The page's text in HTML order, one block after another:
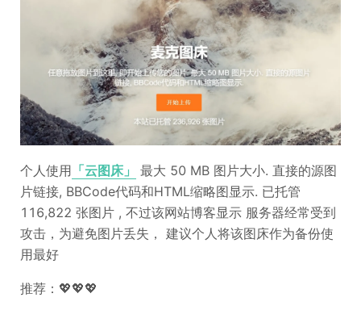
个人使用 「云图床」
最大 50 MB 图片大小. 直接的源图
片链接, BBCode代码和HTML缩略图显示. 已托管
116,822 张图片 , 不过该网站博客显示 服务器经常受到
攻击，为避免图片丢失， 建议个人将该图床作为备份使
用最好
推荐：💖💖💖